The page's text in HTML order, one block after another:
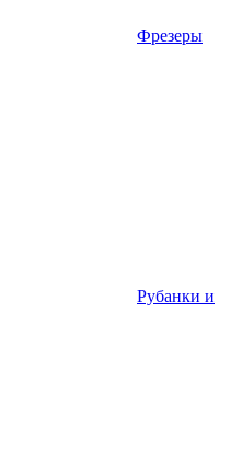
Фрезеры
Рубанки и